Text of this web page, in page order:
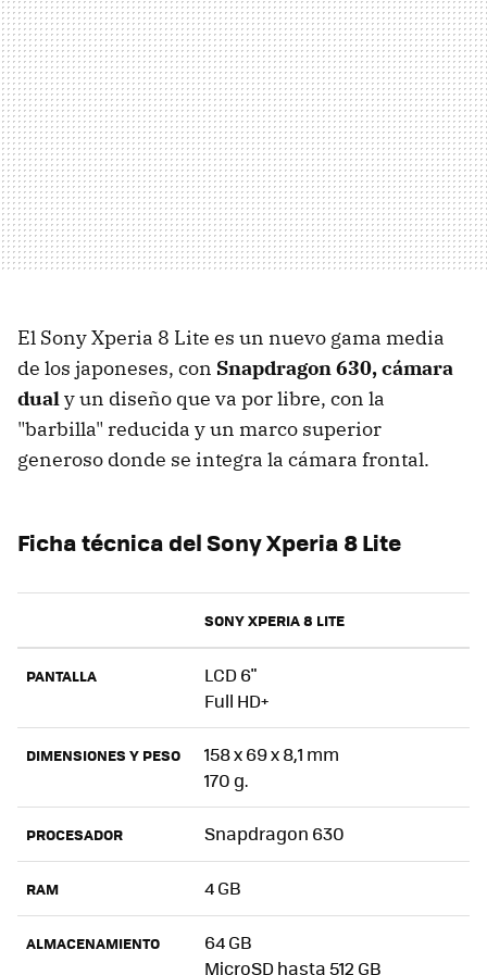
El Sony Xperia 8 Lite es un nuevo gama media
de los japoneses, con Snapdragon 630, cámara
dualy un diseño que va por libre, con la
"barbilla" reducida y un marco superior
generoso donde se integra la cámara frontal.
Ficha técnica del Sony Xperia 8 Lite
SONY XPERIA 8 LITE
PANTALLA
LCD 6"
Full HD+
DIMENSIONES Y PESO
158 x 69 x 8,1 mm
170 g.
PROCESADOR Snapdragon 630
RAM 4 GB
ALMACENAMIENTO
64 GB
MicroSD hasta 512 GB